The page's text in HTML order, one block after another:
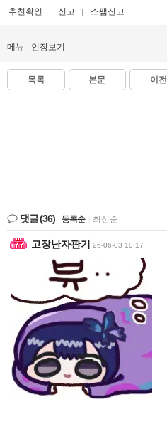
추천확인 신고 스팸신고
메뉴 인장보기
목록 본문 이전
댓글(36) 등록순 최신순
고장난자판기 26-06-03 10:17